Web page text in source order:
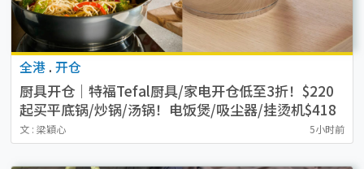
全港 . 开仓
厨具开仓｜特福Tefal厨具/家电开仓低至3折！$220
起买平底锅/炒锅/汤锅！电饭煲/吸尘器/挂烫机$418
起
文 : 梁穎心 5小时前